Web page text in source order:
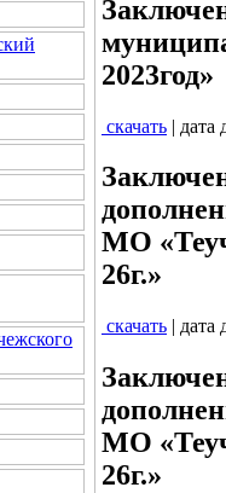
2023год»
скачать | дата
МО
26г.»
скачать | дата
МО
26г.»